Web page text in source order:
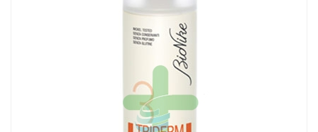
Corpo e Capelli 200ml
Capelli/
Shampoo e Balsamo
BioNike Triderm Linea Detergenza Quotidiana Doccia Shampoo
Corpo e Capelli 200ml